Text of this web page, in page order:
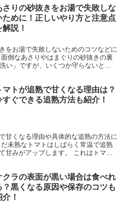
さりの砂抜きをお湯で失敗しな
ために！正しいやり方と注意点
解説！
をお湯で失敗しないためのコツなどに
倒なあさりやはまぐりの砂抜きの裏
い」ですが、いくつか守らないとい
マトが追熟で甘くなる理由は？
すぐできる追熟方法も紹介！
甘くなる理由や具体的な追熟の方法に
未熟なトマトはしばらく常温で追熟
甘みがアップします。 これはトマト
クラの表面が黒い場合は食べれ
？黒くなる原因や保存のコツも
介！